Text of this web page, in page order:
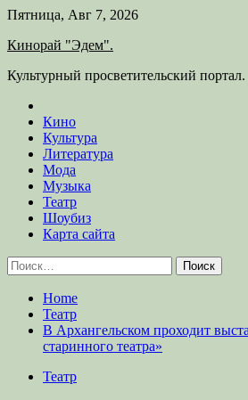
Skip
content
Пятница, Авг 7, 2026
Кинорай "Эдем".
Культурный просветительский портал.
Кино
Культура
Литература
Мода
Музыка
Театр
Шоубиз
Карта сайта
Найти:
Home
Театр
В Архангельском проходит
старинного театра»
Театр